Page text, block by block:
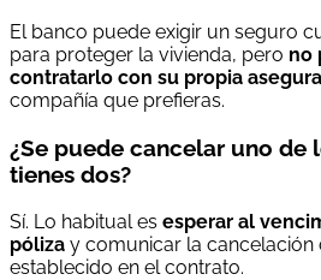
El banco puede exigir un seguro
para proteger la vivienda, pero no
contratarlo con su propia
compañía que prefieras.
¿Se puede cancelar uno de
tienes dos?
Sí. Lo habitual es esperar al
póliza y comunicar la cancelación
establecido en el contrato.